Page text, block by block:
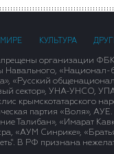
МИРЕ КУЛЬТУРА
организации
«Национал-
«Русский
сектор», УНА-УНСО,
крымскотатарского
партия «Воля»,
Талибан», «Имарат
«АУМ Синрике»,
В РФ признана